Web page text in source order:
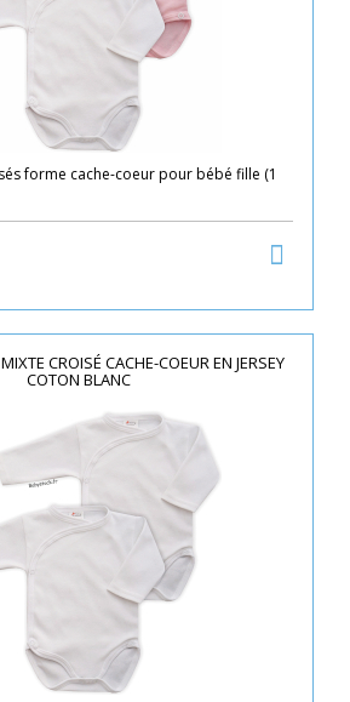
forme cache-coeur pour bébé fille (1
CROISÉ CACHE-COEUR EN JERSEY
COTON BLANC